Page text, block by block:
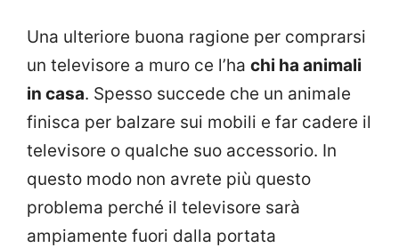
Una ulteriore buona ragione per comprarsi
un televisore a muro ce l’ha chi ha animali
in casa. Spesso succede che un animale
finisca per balzare sui mobili e far cadere il
televisore o qualche suo accessorio. In
questo modo non avrete più questo
problema perché il televisore sarà
ampiamente fuori dalla portata